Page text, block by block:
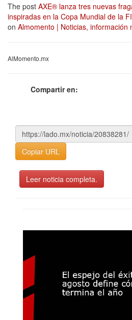
The post AXE® lanza tres nuevas
inspiradas en la Copa Mundial de la
on Almomento | Noticias, información
AlMomento.mx
Compartir en:
Copiar URL
Leer noticia completa.